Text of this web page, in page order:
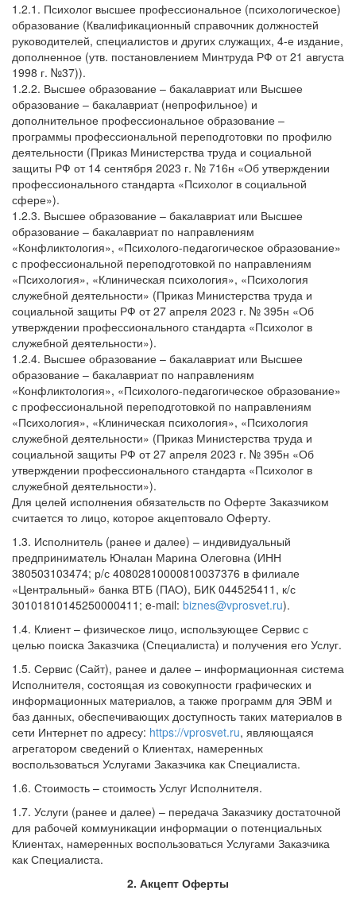
1.2.1. Психолог высшее профессиональное (психологическое)
образование (Квалификационный справочник должностей
руководителей, специалистов и других служащих, 4-е издание,
дополненное (утв. постановлением Минтруда РФ от 21 августа
1998 г. №37)).
1.2.2. Высшее образование – бакалавриат или Высшее
образование – бакалавриат (непрофильное) и
дополнительное профессиональное образование –
программы профессиональной переподготовки по профилю
деятельности (Приказ Министерства труда и социальной
защиты РФ от 14 сентября 2023 г. № 716н «Об утверждении
профессионального стандарта «Психолог в социальной
сфере»).
1.2.3. Высшее образование – бакалавриат или Высшее
образование – бакалавриат по направлениям
«Конфликтология», «Психолого-педагогическое образование»
с профессиональной переподготовкой по направлениям
«Психология», «Клиническая психология», «Психология
служебной деятельности» (Приказ Министерства труда и
социальной защиты РФ от 27 апреля 2023 г. № 395н «Об
утверждении профессионального стандарта «Психолог в
служебной деятельности»).
1.2.4. Высшее образование – бакалавриат или Высшее
образование – бакалавриат по направлениям
«Конфликтология», «Психолого-педагогическое образование»
с профессиональной переподготовкой по направлениям
«Психология», «Клиническая психология», «Психология
служебной деятельности» (Приказ Министерства труда и
социальной защиты РФ от 27 апреля 2023 г. № 395н «Об
утверждении профессионального стандарта «Психолог в
служебной деятельности»).
Для целей исполнения обязательств по Оферте Заказчиком
считается то лицо, которое акцептовало Оферту.
1.3. Исполнитель (ранее и далее) – индивидуальный
предприниматель Юналан Марина Олеговна (ИНН
380503103474; р/с 40802810000810037376 в филиале
«Центральный» банка ВТБ (ПАО), БИК 044525411, к/с
30101810145250000411; e-mail: biznes@vprosvet.ru).
1.4. Клиент – физическое лицо, использующее Сервис с
целью поиска Заказчика (Специалиста) и получения его Услуг.
1.5. Сервис (Сайт), ранее и далее – информационная система
Исполнителя, состоящая из совокупности графических и
информационных материалов, а также программ для ЭВМ и
баз данных, обеспечивающих доступность таких материалов в
сети Интернет по адресу: https://vprosvet.ru, являющаяся
агрегатором сведений о Клиентах, намеренных
воспользоваться Услугами Заказчика как Специалиста.
1.6. Стоимость – стоимость Услуг Исполнителя.
1.7. Услуги (ранее и далее) – передача Заказчику достаточной
для рабочей коммуникации информации о потенциальных
Клиентах, намеренных воспользоваться Услугами Заказчика
как Специалиста.
2. Акцепт Оферты